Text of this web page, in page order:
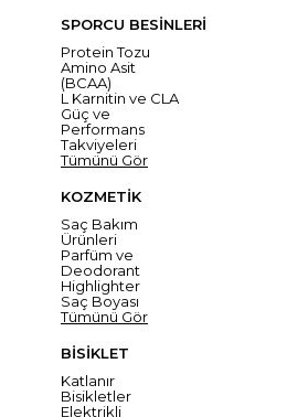
SPORCU BESİNLERİ
Protein Tozu
Amino Asit
(BCAA)
L Karnitin ve CLA
Güç ve
Performans
Takviyeleri
Tümünü Gör
KOZMETİK
Saç Bakım
Ürünleri
Parfüm ve
Deodorant
Highlighter
Saç Boyası
Tümünü Gör
BİSİKLET
Katlanır
Bisikletler
Elektrikli